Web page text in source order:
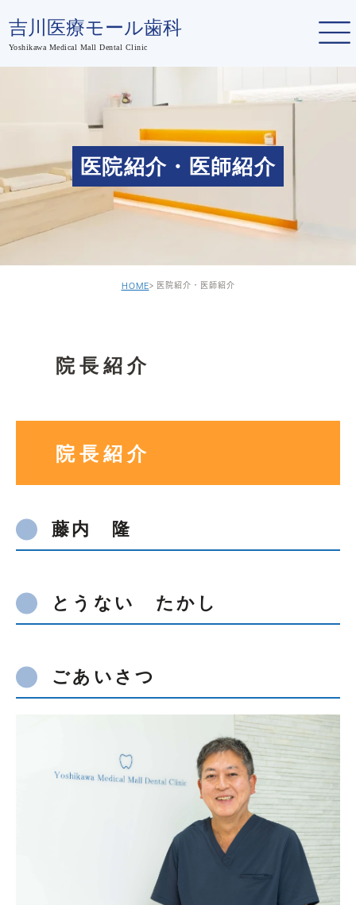
医院紹介・医師紹介
HOME 医院紹介・医師紹介
院長紹介
院長紹介
藤内 隆
とうない たかし
ごあいさつ